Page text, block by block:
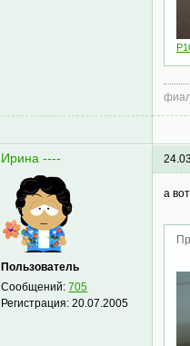
Ирина ----
Пользователь
Сообщений:705
Регистрация:20.07.2005
а